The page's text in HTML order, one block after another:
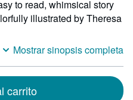
to read, whimsical story
illustrated by Theresa
Mostrar sinopsis completa
carrito